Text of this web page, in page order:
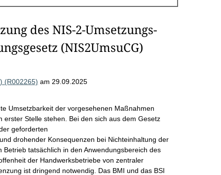
des NIS-2-Umsetzungs-
(NIS2UmsuCG)
(R002265) am 29.09.2025
Umsetzbarkeit der vorgesehenen Maßnahmen
Stelle stehen. Bei den sich aus dem Gesetz
geforderten
drohender Konsequenzen bei Nichteinhaltung der
tatsächlich in den Anwendungsbereich des
der Handwerksbetriebe von zentraler
ist dringend notwendig. Das BMI und das BSI